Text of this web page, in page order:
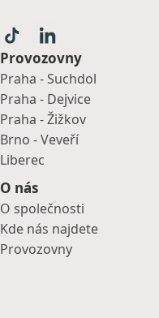
Provozovny
Praha - Suchdol
Praha - Dejvice
Praha - Žižkov
Brno - Veveří
Liberec
O nás
O společnosti
Kde nás najdete
Provozovny